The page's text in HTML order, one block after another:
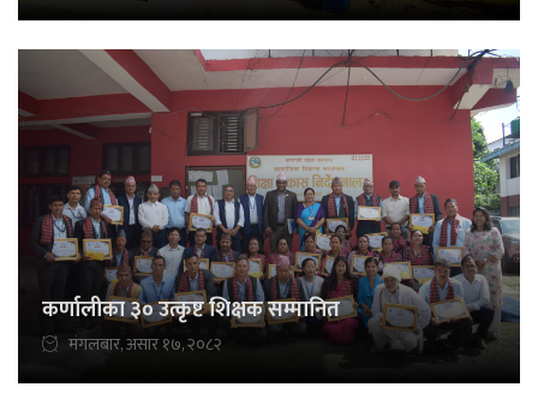
कर्णालीका ३० उत्कृष्ट शिक्षक सम्मानित
मंगलबार, असार १७, २०८२